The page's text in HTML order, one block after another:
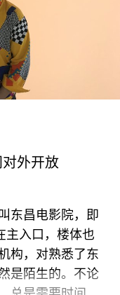
果更好呢？”——
场battle，这不
论坛邀请了十几
题是“美术馆里的
语境”和“全球视
系统中的角色，
但实际上从论坛
太过宏大和野心
将话题缩小到个
法详述或回应具
对外开放
东昌电影院，即
主入口，楼体也
构，对熟悉了东
是陌生的。不论